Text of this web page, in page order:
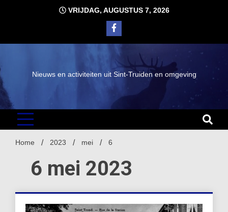
VRIJDAG, AUGUSTUS 7, 2026
Nieuws en activiteiten uit Sint-Truiden en omgeving
Home 2023 mei 6
6 mei 2023